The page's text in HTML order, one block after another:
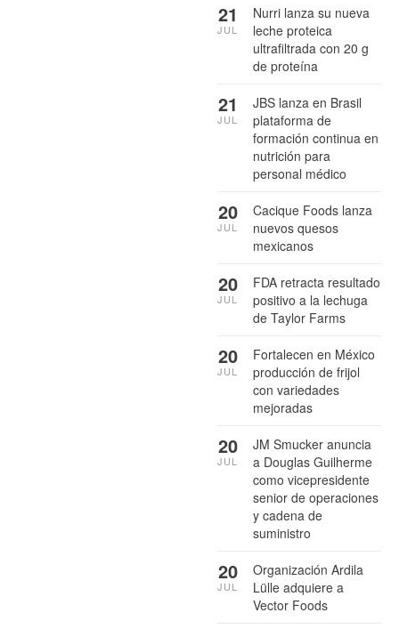
Nurri lanza su nueva
leche proteica
ultrafiltrada con 20 g
de proteína
21
JUL
JBS lanza en Brasil
plataforma de
formación continua en
nutrición para
personal médico
21
JUL
Cacique Foods lanza
nuevos quesos
mexicanos
20
JUL
FDA retracta resultado
positivo a la lechuga
de Taylor Farms
20
JUL
Fortalecen en México
producción de frijol
con variedades
mejoradas
20
JUL
JM Smucker anuncia
a Douglas Guilherme
como vicepresidente
senior de operaciones
y cadena de
suministro
20
JUL
Organización Ardila
Lülle adquiere a
Vector Foods
20
JUL